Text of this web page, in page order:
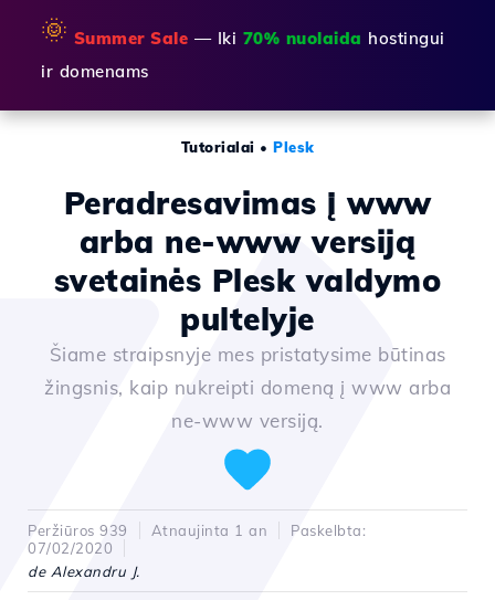
🌞 Summer Sale — Iki 70% nuolaida hostingui
ir domenams
Tutorialai • Plesk
Peradresavimas į www
arba ne-www versiją
svetainės Plesk valdymo
pultelyje
Šiame straipsnyje mes pristatysime būtinas
žingsnis, kaip nukreipti domeną į www arba
ne-www versiją.
Peržiūros 939 Atnaujinta 1 an
Paskelbta:
07/02/2020
de Alexandru J.